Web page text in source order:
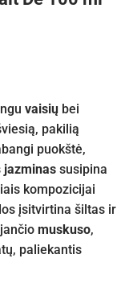
vaisių bei
pakilią
puokštė,
jazminas susipina
kompozicijai
įsitvirtina šiltas ir
muskuso,
paliekantis